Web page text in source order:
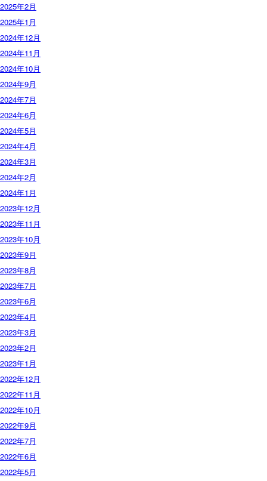
2025年2月
2025年1月
2024年12月
2024年11月
2024年10月
2024年9月
2024年7月
2024年6月
2024年5月
2024年4月
2024年3月
2024年2月
2024年1月
2023年12月
2023年11月
2023年10月
2023年9月
2023年8月
2023年7月
2023年6月
2023年4月
2023年3月
2023年2月
2023年1月
2022年12月
2022年11月
2022年10月
2022年9月
2022年7月
2022年6月
2022年5月